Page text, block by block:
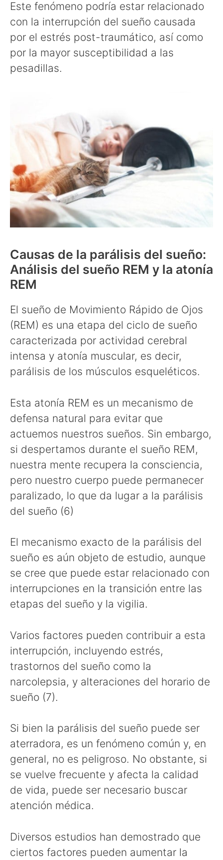
Este fenómeno podría estar relacionado
con la interrupción del sueño causada
por el estrés post-traumático, así como
por la mayor susceptibilidad a las
pesadillas.
Causas de la parálisis del sueño:
Análisis del sueño REM y la atonía
REM
El sueño de Movimiento Rápido de Ojos
(REM) es una etapa del ciclo de sueño
caracterizada por actividad cerebral
intensa y atonía muscular, es decir,
parálisis de los músculos esqueléticos.
Esta atonía REM es un mecanismo de
defensa natural para evitar que
actuemos nuestros sueños. Sin embargo,
si despertamos durante el sueño REM,
nuestra mente recupera la consciencia,
pero nuestro cuerpo puede permanecer
paralizado, lo que da lugar a la parálisis
del sueño (6)
El mecanismo exacto de la parálisis del
sueño es aún objeto de estudio, aunque
se cree que puede estar relacionado con
interrupciones en la transición entre las
etapas del sueño y la vigilia.
Varios factores pueden contribuir a esta
interrupción, incluyendo estrés,
trastornos del sueño como la
narcolepsia, y alteraciones del horario de
sueño (7).
Si bien la parálisis del sueño puede ser
aterradora, es un fenómeno común y, en
general, no es peligroso. No obstante, si
se vuelve frecuente y afecta la calidad
de vida, puede ser necesario buscar
atención médica.
Diversos estudios han demostrado que
ciertos factores pueden aumentar la